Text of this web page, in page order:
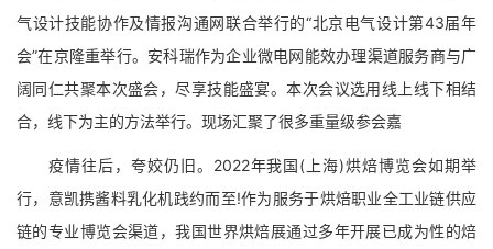
气设计技能协作及情报沟通网联合举行的“北京电气设计第43届年
会”在京隆重举行。安科瑞作为企业微电网能效办理渠道服务商与广
阔同仁共聚本次盛会，尽享技能盛宴。本次会议选用线上线下相结
合，线下为主的方法举行。现场汇聚了很多重量级参会嘉
疫情往后，夸姣仍旧。2022年我国(上海)烘焙博览会如期举
行，意凯携酱料乳化机践约而至!作为服务于烘焙职业全工业链供应
链的专业博览会渠道，我国世界烘焙展通过多年开展已成为性的焙